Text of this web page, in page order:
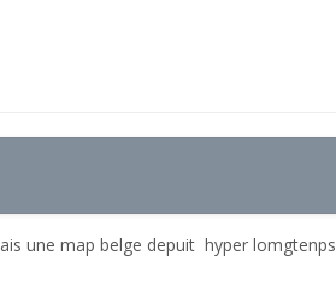
une map belge depuit hyper lomgtenps